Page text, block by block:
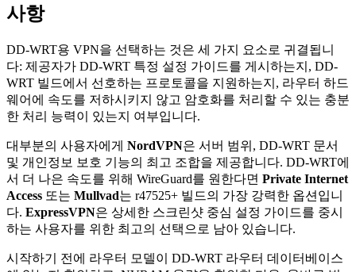
사항
DD-WRT용 VPN을 선택하는 것은 세 가지 요소로 귀결됩니
다: 제공자가 DD-WRT 특정 설정 가이드를 게시하는지, DD-
WRT 빌드에서 선호하는 프로토콜을 지원하는지, 라우터 하드
웨어에 속도를 저하시키지 않고 암호화를 처리할 수 있는 충분
한 처리 능력이 있는지 여부입니다.
대부분의 사용자에게 NordVPN은 서버 범위, DD-WRT 문서
및 개인정보 보호 기능의 최고 조합을 제공합니다. DD-WRT에
서 더 나은 속도를 위해 WireGuard를 원한다면 Private Internet
Access 또는 Mullvad는 r47525+ 빌드의 가장 강력한 옵션입니
다. ExpressVPN은 상세한 스크린샷 중심 설정 가이드를 중시
하는 사용자를 위한 최고의 선택으로 남아 있습니다.
시작하기 전에 라우터 모델이 DD-WRT 라우터 데이터베이스